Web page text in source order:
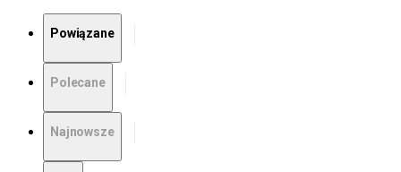
Powiązane
Polecane
Najnowsze